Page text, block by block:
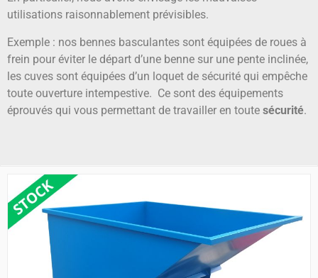
utilisations raisonnablement prévisibles.
Exemple : nos bennes basculantes sont équipées de roues à
frein pour éviter le départ d’une benne sur une pente inclinée,
les cuves sont équipées d’un loquet de sécurité qui empêche
toute ouverture intempestive. Ce sont des équipements
éprouvés qui vous permettant de travailler en toute sécurité.